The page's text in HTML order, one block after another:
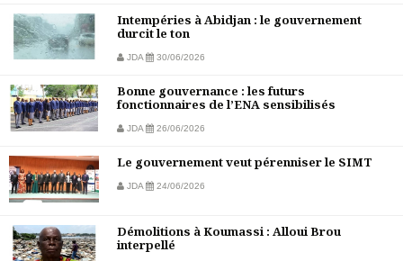
Intempéries à Abidjan : le gouvernement
durcit le ton
JDA 30/06/2026
Bonne gouvernance : les futurs
fonctionnaires de l’ENA sensibilisés
JDA 26/06/2026
Le gouvernement veut pérenniser le SIMT
JDA 24/06/2026
Démolitions à Koumassi : Alloui Brou
interpellé